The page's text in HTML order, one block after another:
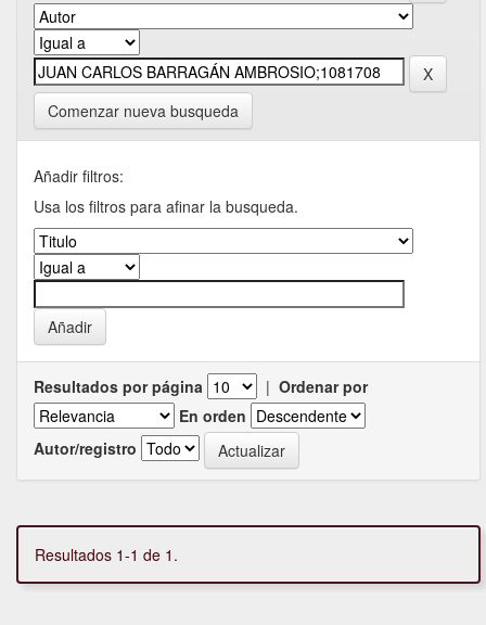
Comenzar nueva busqueda
Añadir filtros:
Usa los filtros para afinar la busqueda.
Resultados por página | Ordenar por
En orden
Autor/registro
Resultados 1-1 de 1.